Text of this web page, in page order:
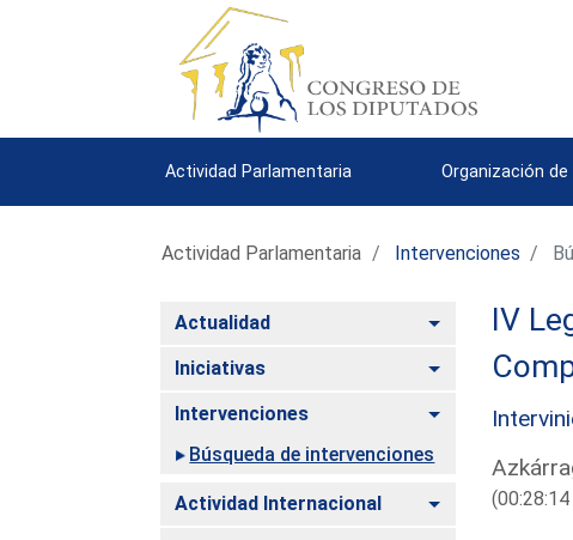
Actividad Parlamentaria Organización de
Actividad Parlamentaria Intervenciones
Actualidad Alternar
Iniciativas Alternar
Intervenciones
Alternar
Búsqueda de intervenciones
Actividad Internacional Alternar
IV